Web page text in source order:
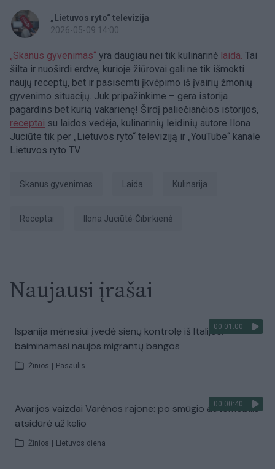
„Lietuvos ryto“ televizija
2026-05-09 14:00
„Skanus gyvenimas“ yra daugiau nei tik kulinarinė laida. Tai
šilta ir nuoširdi erdvė, kurioje žiūrovai gali ne tik išmokti
naujų receptų, bet ir pasisemti įkvėpimo iš įvairių žmonių
gyvenimo situacijų. Juk pripažinkime – gera istorija
pagardins bet kurią vakarienę! Širdį paliečiančios istorijos,
receptai su laidos vedėja, kulinarinių leidinių autore Ilona
Juciūte tik per „Lietuvos ryto“ televiziją ir „YouTube“ kanale
Lietuvos ryto TV.
Skanus gyvenimas laida Kulinarija
receptai Ilona Juciūtė-Čibirkienė
Naujausi įrašai
00:01:00
Ispanija mėnesiui įvedė sienų kontrolę iš Italijos:
baiminamasi naujos migrantų bangos
Žinios Pasaulis
00:00:40
Avarijos vaizdai Varėnos rajone: po smūgio automobilis
atsidūrė už kelio
Žinios Lietuvos diena